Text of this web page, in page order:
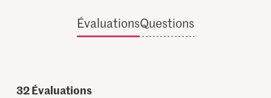
ÉvaluationsQuestions
32Évaluations